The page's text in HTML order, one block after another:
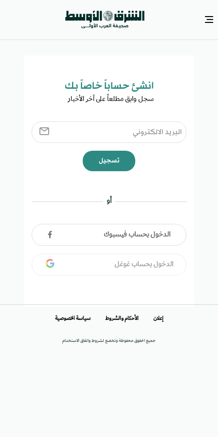
انشئ حساباً خاصاً بك​
سجل وابق مطلعاً على آخر الأخبار ​
تسجيل
أو
الدخول بحساب فيسبوك
الدخول بحساب غوغل
جميع الحقوق محفوظة وتخضع لشروط واتفاق الاستخدام
إعلان الأحكام والشروط سياسة الخصوصية